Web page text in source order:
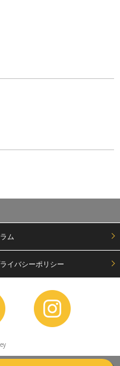
ム
イバシーポリシー